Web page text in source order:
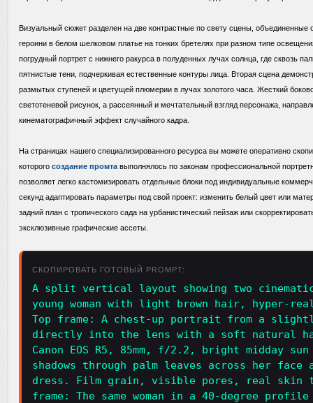
Визуальный сюжет разделен на две контрастные по свету сцены,
героини в белом шелковом платье на тонких бретелях при разном типе
погрудный портрет с нижнего ракурса в полуденных лучах солнца, где сквозь
пятнистые тени, подчеркивая естественные контуры лица. Вторая сцена
размытых ступеней и цветущей плюмерии в лучах золотого часа. Жесткий
светотеневой рисунок, а рассеянный и мечтательный взгляд персонажа,
кинематографичный эффект случайного кадра.
На страницах нашего специализированного ресурса вы можете оперативно
которого создание промта выполнялось по законам профессиональной
позволяет легко кастомизировать отдельные блоки под индивидуальные
секунд адаптировать параметры под свой проект: изменить белый цвет или
задний план с тропического сада на урбанистический пейзаж или
эксклюзивные графические ассеты.
СКОПИРОВАТЬ ГОТОВЫЙ PROMPT:
A split vertical layout showing two
young woman with light brown hair, hyper-
Top frame: A chest-up portrait from a
directly into the lens with a soft natural
Canon EOS R5, 85mm, f/2.2, bright midday
shadows through palm leaves across her
dress. Film grain, visible pores, real skin
frame: The same woman in a 40-degree